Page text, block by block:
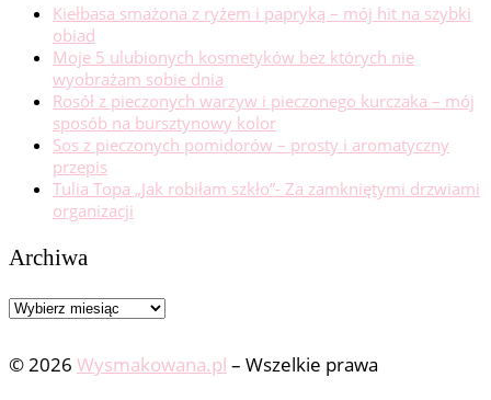
Kiełbasa smażona z ryżem i papryką – mój hit na szybki
obiad
Moje 5 ulubionych kosmetyków bez których nie
wyobrażam sobie dnia
Rosół z pieczonych warzyw i pieczonego kurczaka – mój
sposób na bursztynowy kolor
Sos z pieczonych pomidorów – prosty i aromatyczny
przepis
Tulia Topa „Jak robiłam szkło”- Za zamkniętymi drzwiami
organizacji
Archiwa
Archiwa
© 2026 Wysmakowana.pl – Wszelkie prawa